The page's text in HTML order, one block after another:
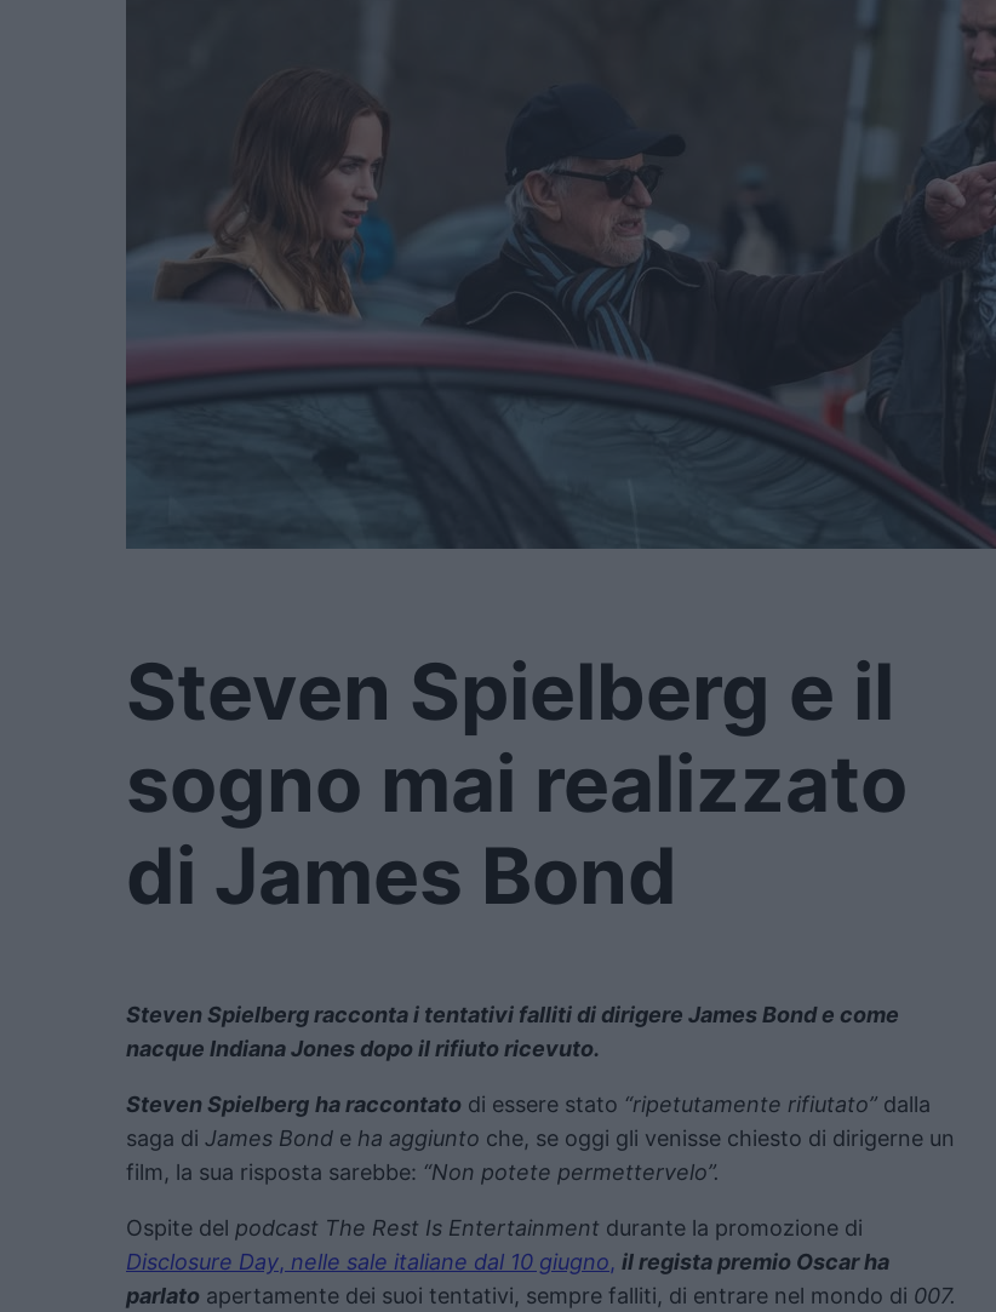
Steven Spielberg e il
sogno mai realizzato
di James Bond
Steven Spielberg racconta i tentativi falliti di dirigere James Bond e come
nacque Indiana Jones dopo il rifiuto ricevuto.
Steven Spielberg ha raccontato di essere stato “ripetutamente rifiutato” dalla
saga di James Bond e ha aggiunto che, se oggi gli venisse chiesto di dirigerne un
film, la sua risposta sarebbe: “Non potete permettervelo”.
Ospite del podcast The Rest Is Entertainment durante la promozione di
Disclosure Day, nelle sale italiane dal 10 giugno, il regista premio Oscar ha
parlato apertamente dei suoi tentativi, sempre falliti, di entrare nel mondo di 007.